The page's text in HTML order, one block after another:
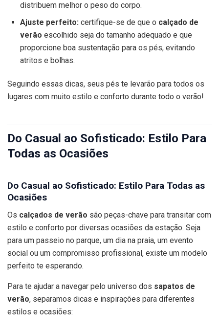
distribuem melhor o peso do corpo.
Ajuste perfeito:certifique-se de que o calçado de
verão escolhido seja do tamanho adequado e que
proporcione boa sustentação para os pés, evitando
atritos e bolhas.
Seguindo essas dicas, seus pés te levarão para todos os
lugares com muito estilo e conforto durante todo o verão!
Do Casual ao Sofisticado: Estilo Para
Todas as Ocasiões
Do Casual ao Sofisticado: Estilo Para Todas as
Ocasiões
Os calçados de verão são peças-chave para transitar com
estilo e conforto por diversas ocasiões da estação. Seja
para um passeio no parque, um dia na praia, um evento
social ou um compromisso profissional, existe um modelo
perfeito te esperando.
Para te ajudar a navegar pelo universo dos sapatos de
verão, separamos dicas e inspirações para diferentes
estilos e ocasiões: